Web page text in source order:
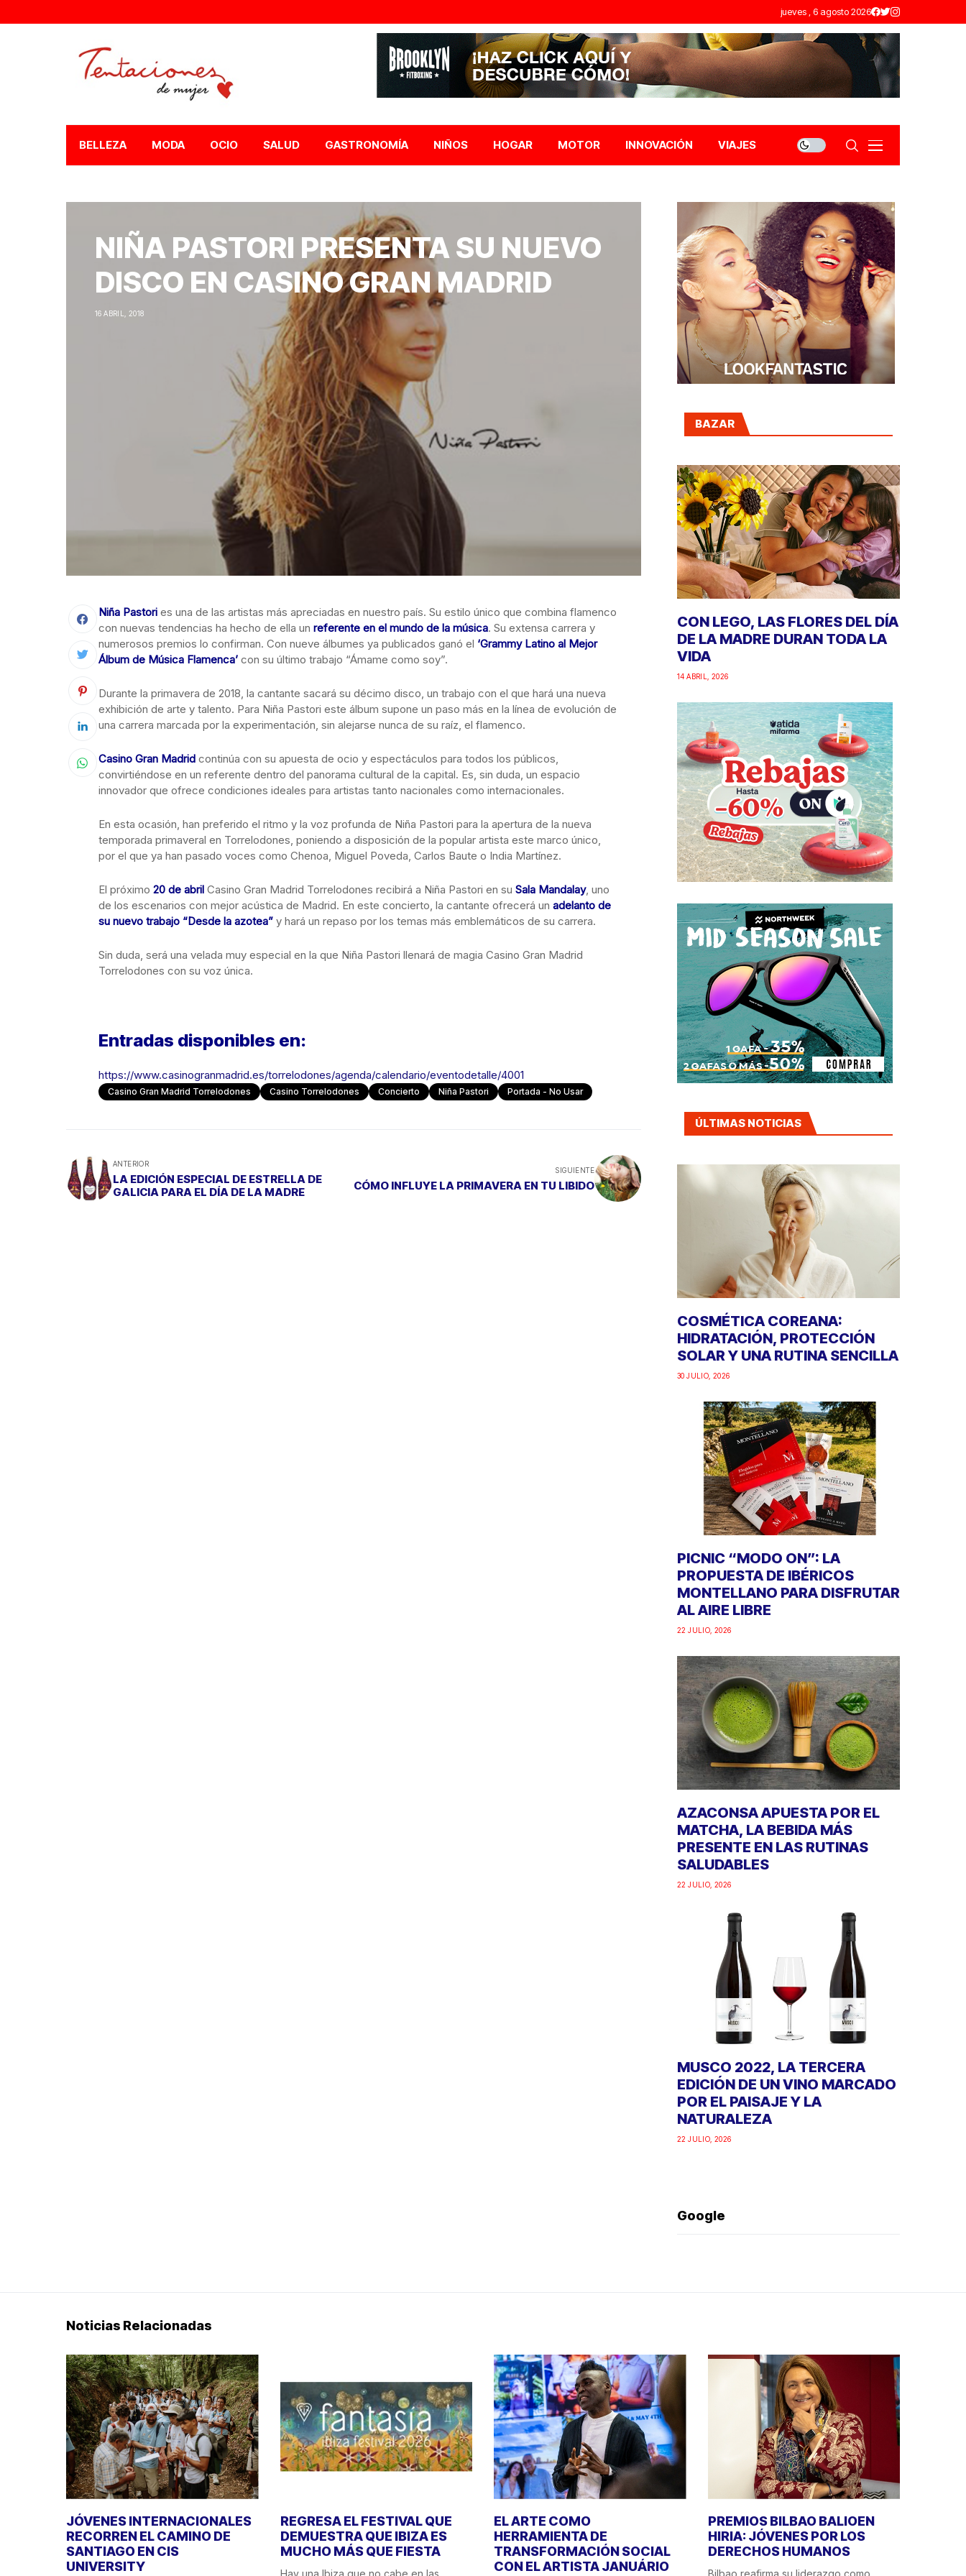
jueves , 6 agosto 2026
BELLEZA MODA OCIO SALUD GASTRONOMÍA NIÑOS HOGAR MOTOR INNOVACIÓN VIAJES
NIÑA PASTORI PRESENTA SU NUEVO
DISCO EN CASINO GRAN MADRID
16 ABRIL, 2018
Niña Pastori es una de las artistas más apreciadas en nuestro país. Su estilo único que combina flamenco
con nuevas tendencias ha hecho de ella un referente en el mundo de la música. Su extensa carrera y
numerosos premios lo confirman. Con nueve álbumes ya publicados ganó el ‘Grammy Latino al Mejor
Álbum de Música Flamenca’ con su último trabajo “Ámame como soy”.
Durante la primavera de 2018, la cantante sacará su décimo disco, un trabajo con el que hará una nueva
exhibición de arte y talento. Para Niña Pastori este álbum supone un paso más en la línea de evolución de
una carrera marcada por la experimentación, sin alejarse nunca de su raíz, el flamenco.
Casino Gran Madrid continúa con su apuesta de ocio y espectáculos para todos los públicos,
convirtiéndose en un referente dentro del panorama cultural de la capital. Es, sin duda, un espacio
innovador que ofrece condiciones ideales para artistas tanto nacionales como internacionales.
En esta ocasión, han preferido el ritmo y la voz profunda de Niña Pastori para la apertura de la nueva
temporada primaveral en Torrelodones, poniendo a disposición de la popular artista este marco único,
por el que ya han pasado voces como Chenoa, Miguel Poveda, Carlos Baute o India Martínez.
El próximo 20 de abril Casino Gran Madrid Torrelodones recibirá a Niña Pastori en su Sala Mandalay, uno
de los escenarios con mejor acústica de Madrid. En este concierto, la cantante ofrecerá un adelanto de
su nuevo trabajo “Desde la azotea” y hará un repaso por los temas más emblemáticos de su carrera.
Sin duda, será una velada muy especial en la que Niña Pastori llenará de magia Casino Gran Madrid
Torrelodones con su voz única.
Entradas disponibles en:
https://www.casinogranmadrid.es/torrelodones/agenda/calendario/eventodetalle/4001
Casino Gran Madrid Torrelodones Casino Torrelodones Concierto Niña Pastori Portada - No Usar
ANTERIOR
LA EDICIÓN ESPECIAL DE ESTRELLA DE
GALICIA PARA EL DÍA DE LA MADRE
SIGUIENTE
CÓMO INFLUYE LA PRIMAVERA EN TU LIBIDO
BAZAR
CON LEGO, LAS FLORES DEL DÍA
DE LA MADRE DURAN TODA LA
VIDA
14 ABRIL, 2026
ÚLTIMAS NOTICIAS
COSMÉTICA COREANA:
HIDRATACIÓN, PROTECCIÓN
SOLAR Y UNA RUTINA SENCILLA
30 JULIO, 2026
PICNIC “MODO ON”: LA
PROPUESTA DE IBÉRICOS
MONTELLANO PARA DISFRUTAR
AL AIRE LIBRE
22 JULIO, 2026
AZACONSA APUESTA POR EL
MATCHA, LA BEBIDA MÁS
PRESENTE EN LAS RUTINAS
SALUDABLES
22 JULIO, 2026
MUSCO 2022, LA TERCERA
EDICIÓN DE UN VINO MARCADO
POR EL PAISAJE Y LA
NATURALEZA
22 JULIO, 2026
Google
Noticias Relacionadas
JÓVENES INTERNACIONALES
RECORREN EL CAMINO DE
SANTIAGO EN CIS
UNIVERSITY
REGRESA EL FESTIVAL QUE
DEMUESTRA QUE IBIZA ES
MUCHO MÁS QUE FIESTA
Hay una Ibiza que no cabe en las
EL ARTE COMO
HERRAMIENTA DE
TRANSFORMACIÓN SOCIAL
CON EL ARTISTA JANUÁRIO
PREMIOS BILBAO BALIOEN
HIRIA: JÓVENES POR LOS
DERECHOS HUMANOS
Bilbao reafirma su liderazgo como